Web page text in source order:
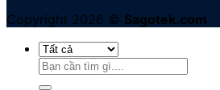
Copyright 2026 © Sagotek.com
Tìm